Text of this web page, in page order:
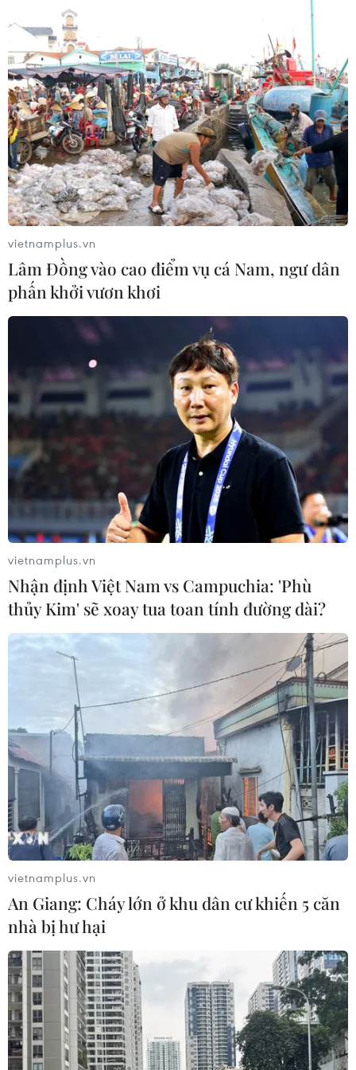
Lưu học sinh Lào rộn ràng đón Tết cổ
truyền Bunpimay trên đất Cố đô
09/04/2023 01:59
Tối 8/4, tại thành phố Huế, Trường Cao đẳng Sư phạm
Thừa Thiên-Huế phối hợp với Đại học Huế tổ chức
Chương trình Tết cổ truyền Bunpimay cho gần 340 lưu
học sinh Lào đang theo học trên địa bàn tỉnh.
Sơn La: Chúc mừng lưu học sinh Lào nhân
Tết cổ truyền Bunpimay
Tỉnh đoàn Sơn La tổ chức các hoạt động văn hóa, văn
nghệ, thể thao chúc mừng Tết cổ truyền Bunpimay của
Lào năm 2023 đối với các lưu học sinh đang theo học
trên địa bàn.
vietnamplus.vn
Lâm Đồng vào cao điểm vụ cá Nam, ngư dân
phấn khởi vươn khơi
vietnamplus.vn
Nhận định Việt Nam vs Campuchia: 'Phù
thủy Kim' sẽ xoay tua toan tính đường dài?
vietnamplus.vn
An Giang: Cháy lớn ở khu dân cư khiến 5 căn
nhà bị hư hại